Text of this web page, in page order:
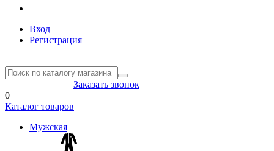
Вход
Регистрация
Заказать звонок
0
Каталог товаров
Мужская